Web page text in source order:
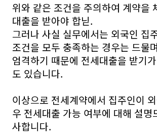
위와 같은 조건을 주의하여 계약을
대출을 받아야 합닏.
그러나 사실 실무에서는 외국인 집
조건을 모두 충족하는 경우는 드물
엄격하기 때문에 전세대출을 받기
도 있습니다.
이상으로 전세계약에서 집주인이
우 전세대출 가능 여부에 대해 설명
사합니다.